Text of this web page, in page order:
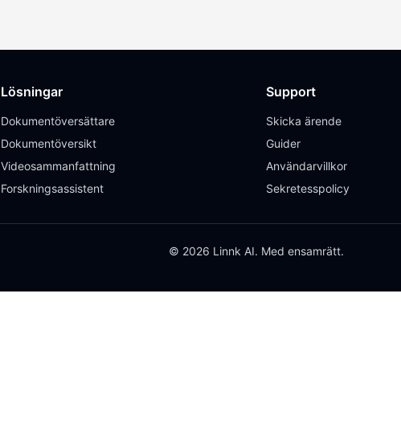
Lösningar
Dokumentöversättare
Dokumentöversikt
Videosammanfattning
Forskningsassistent
Support
Skicka ärende
Guider
Användarvillkor
Sekretesspolicy
© 2026 Linnk AI. Med ensamrätt.